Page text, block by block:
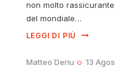
non molto
del mondiale…
LEGGI DI PIÙ
Matteo Deriu 13